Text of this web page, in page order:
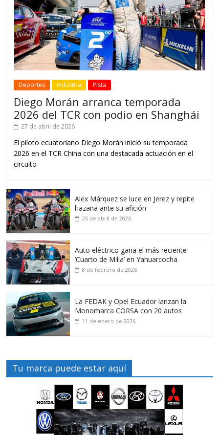
Deportes Industria Pista
Diego Morán arranca temporada
2026 del TCR con podio en Shanghái
27 de abril de 2026
El piloto ecuatoriano Diego Morán inició su temporada
2026 en el TCR China con una destacada actuación en el
circuito
Alex Márquez se luce en Jerez y repite
hazaña ante su afición
26 de abril de 2026
Auto eléctrico gana el más reciente
‘Cuarto de Milla’ en Yahuarcocha
8 de febrero de 2026
La FEDAK y Opel Ecuador lanzan la
Monomarca CORSA con 20 autos
11 de enero de 2026
Tu marca puede estar aquí